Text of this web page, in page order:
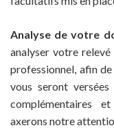
Analyse de votre
analyser votre
professionnel, afin
vous seront
complémentaires
axerons notre